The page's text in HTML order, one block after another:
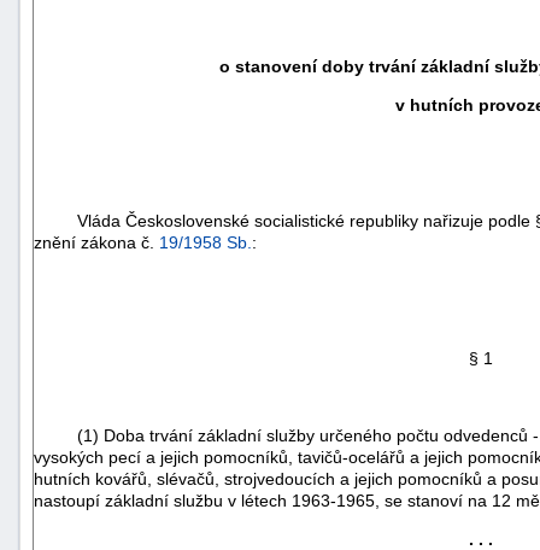
o stanovení doby trvání základní
v hutních
Vláda Československé socialistické republiky nařizuje
znění zákona č. 19/1958 Sb. :
§ 1
(1) Doba trvání základní služby určeného počtu odvedenců
vysokých pecí a jejich pomocníků, tavičů-ocelářů a jejich
hutních kovářů, slévačů, strojvedoucích a jejich pomocníků a
nastoupí základní službu v létech 1963-1965, se stanoví na 12
. . .